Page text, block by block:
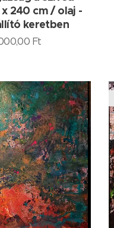
240 cm / olaj -
keretben
Ft